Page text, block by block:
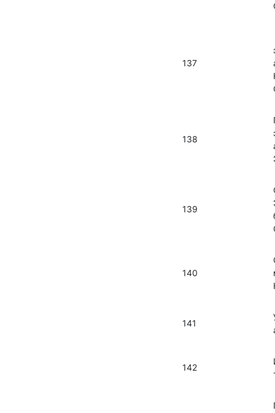
137
138
139
140
141
142